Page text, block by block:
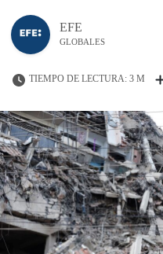
EFE
GLOBALES
TIEMPO DE LECTURA: 3 M